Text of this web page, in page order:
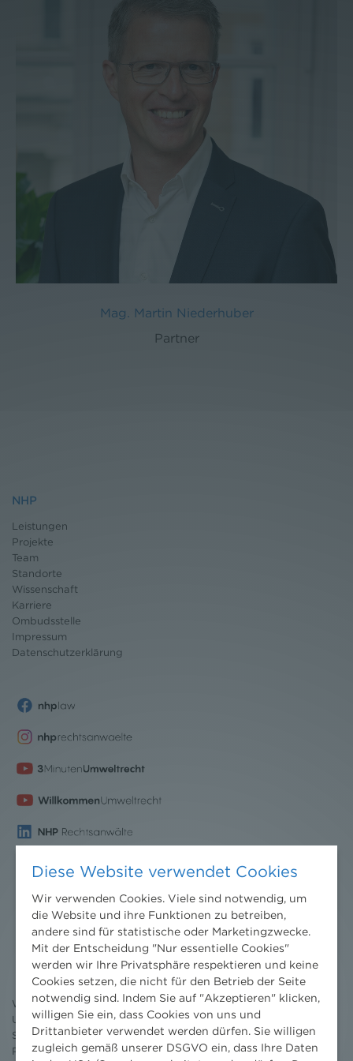
Mag. Martin Niederhuber
Partner
NHP
Leistungen
Projekte
Team
Standorte
Wissenschaft
Karriere
Ombudsstelle
Impressum
Datenschutzerklärung
Nachrichten
Newsletter
3 Minuten Umweltrecht
Willkommen Umweltrecht
Umweltrechtsblog
Seminare
Publikationen
Diese Website verwendet Cookies
Wir verwenden Cookies. Viele sind notwendig, um
die Website und ihre Funktionen zu betreiben,
andere sind für statistische oder Marketingzwecke.
Mit der Entscheidung "Nur essentielle Cookies"
werden wir Ihre Privatsphäre respektieren und keine
Cookies setzen, die nicht für den Betrieb der Seite
notwendig sind. Indem Sie auf "Akzeptieren" klicken,
willigen Sie ein, dass Cookies von uns und
Drittanbieter verwendet werden dürfen. Sie willigen
zugleich gemäß unserer DSGVO ein, dass Ihre Daten